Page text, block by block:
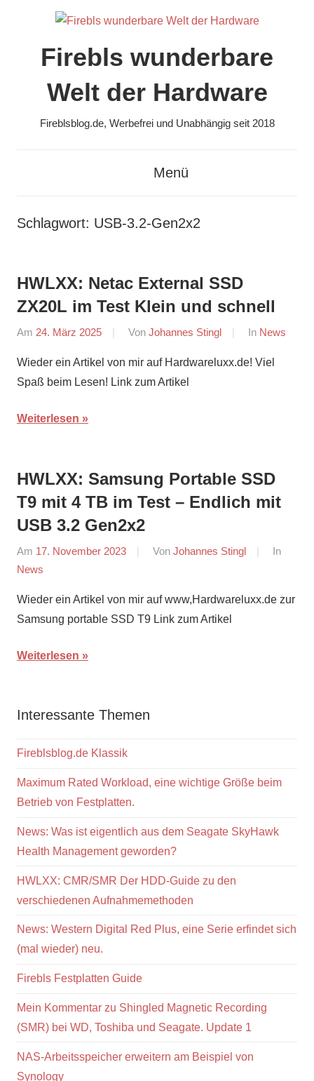
springenFirebls wunderbare
Welt der Hardware
Fireblsblog.de, Werbefrei und Unabhängig seit 2018
Menü
Schlagwort: USB-3.2-Gen2x2
HWLXX: Netac External SSD
ZX20L im Test Klein und schnell
Am 24. März 2025 Von Johannes Stingl In News
Wieder ein Artikel von mir auf Hardwareluxx.de! Viel
Spaß beim Lesen! Link zum Artikel
Weiterlesen
HWLXX: Samsung Portable SSD
T9 mit 4 TB im Test – Endlich mit
USB 3.2 Gen2x2
Am 17. November 2023 Von Johannes Stingl
In
News
Wieder ein Artikel von mir auf www,Hardwareluxx.de zur
Samsung portable SSD T9 Link zum Artikel
Weiterlesen
Interessante Themen
Fireblsblog.de Klassik
Maximum Rated Workload, eine wichtige Größe beim
Betrieb von Festplatten.
News: Was ist eigentlich aus dem Seagate SkyHawk
Health Management geworden?
HWLXX: CMR/SMR Der HDD-Guide zu den
verschiedenen Aufnahmemethoden
News: Western Digital Red Plus, eine Serie erfindet sich
(mal wieder) neu.
Firebls Festplatten Guide
Mein Kommentar zu Shingled Magnetic Recording
(SMR) bei WD, Toshiba und Seagate. Update 1
NAS-Arbeitsspeicher erweitern am Beispiel von
Synology